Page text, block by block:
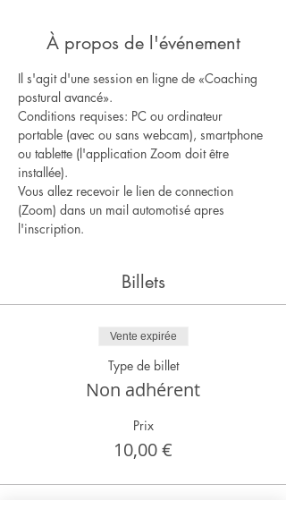
À propos de l'événement
Il s'agit d'une session en ligne de «Coaching
postural avancé».
Conditions requises: PC ou ordinateur
portable (avec ou sans webcam), smartphone
ou tablette (l'application Zoom doit être
installée).
Vous allez recevoir le lien de connection
(Zoom) dans un mail automotisé apres
l'inscription.
Billets
Vente expirée
Type de billet
Non adhérent
Prix
10,00 €